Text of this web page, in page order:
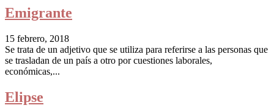
Emigrante
15 febrero, 2018
Se trata de un adjetivo que se utiliza para referirse a las personas que
se trasladan de un país a otro por cuestiones laborales,
económicas,...
Elipse